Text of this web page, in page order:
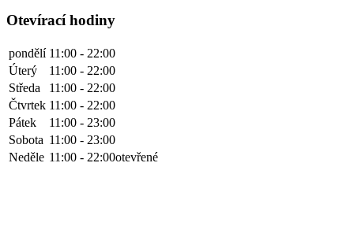
Otevírací hodiny
pondělí 11:00 - 22:00
Úterý
11:00 - 22:00
Středa
11:00 - 22:00
Čtvrtek 11:00 - 22:00
Pátek
11:00 - 23:00
Sobota 11:00 - 23:00
Neděle 11:00 - 22:00otevřené